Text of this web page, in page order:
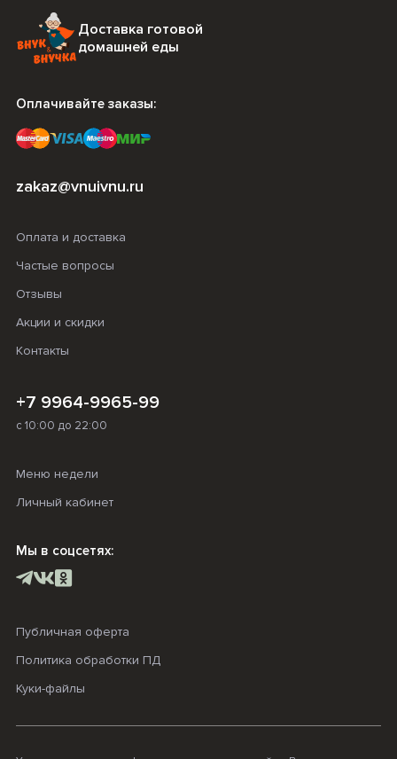
Доставка готовой
домашней еды
Оплачивайте заказы:
zakaz@vnuivnu.ru
Оплата и доставка
Частые вопросы
Отзывы
Акции и скидки
Контакты
+7 9964-9965-99
с 10:00 до 22:00
Меню недели
Личный кабинет
Мы в соцсетях:
Публичная оферта
Политика обработки ПД
Куки-файлы